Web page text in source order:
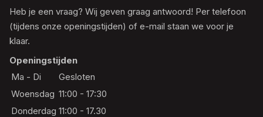
Heb je een vraag? Wij geven graag antwoord! Per telefoon
(tijdens onze openingstijden) of e-mail staan we voor je
klaar.
Openingstijden
Ma - Di
Gesloten
Woensdag 11:00 - 17:30
Donderdag 11:00 - 17.30